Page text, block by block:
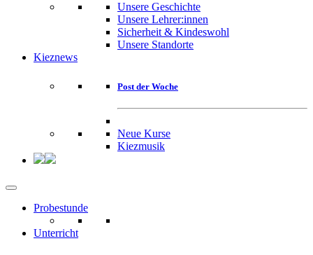
Unsere Geschichte
Unsere Lehrer:innen
Sicherheit & Kindeswohl
Unsere Standorte
Kieznews
Post der Woche
Neue Kurse
Kiezmusik
Probestunde
Unterricht